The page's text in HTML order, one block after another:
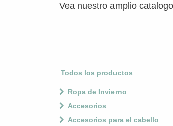
Vea nuestro amplio
Todos los productos
Ropa de Invierno
Accesorios
Accesorios para el cabello